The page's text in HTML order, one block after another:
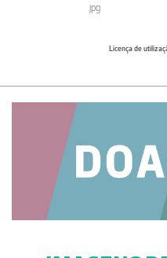
.jpg
Licença de